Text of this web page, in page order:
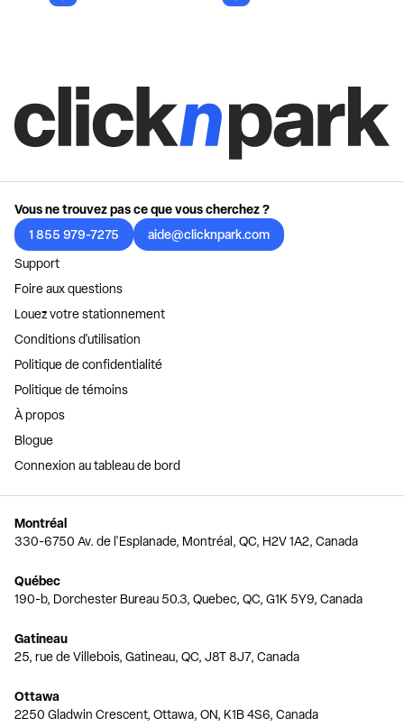
Vous ne trouvez pas ce que vous cherchez ?
1 855 979-7275
aide@clicknpark.com
Support
Foire aux questions
Louez votre stationnement
Conditions d'utilisation
Politique de confidentialité
Politique de témoins
À propos
Blogue
Connexion au tableau de bord
Montréal
330-6750 Av. de l'Esplanade, Montréal, QC, H2V 1A2, Canada
Québec
190-b, Dorchester Bureau 50.3, Quebec, QC, G1K 5Y9, Canada
Gatineau
25, rue de Villebois, Gatineau, QC, J8T 8J7, Canada
Ottawa
2250 Gladwin Crescent, Ottawa, ON, K1B 4S6, Canada